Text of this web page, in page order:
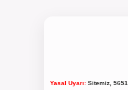
Yasal Uyarı:Sitemiz, 5651